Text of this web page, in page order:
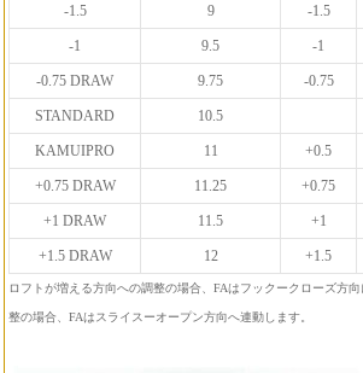
-1.5 9 -1.5
-1 9.5 -1
-0.75 DRAW 9.75 -0.75
STANDARD 10.5
KAMUIPRO 11 +0.5
+0.75 DRAW 11.25 +0.75
+1 DRAW 11.5 +1
+1.5 DRAW 12 +1.5
ロフトが増える方向への調整の場合、FAはフックークローズ方
整の場合、FAはスライスーオープン方向へ連動します。